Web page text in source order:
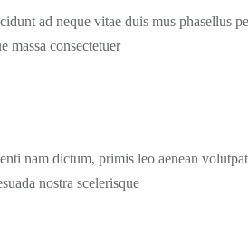
ad neque vitae duis mus phasellus
massa consectetuer
nam dictum, primis leo aenean
nostra scelerisque